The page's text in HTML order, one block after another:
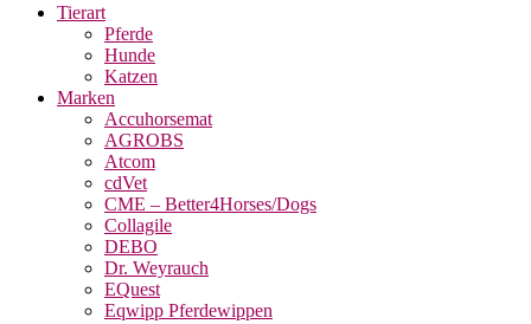
Tierart
Pferde
Hunde
Katzen
Marken
Accuhorsemat
AGROBS
Atcom
cdVet
CME – Better4Horses/Dogs
Collagile
DEBO
Dr. Weyrauch
EQuest
Eqwipp Pferdewippen